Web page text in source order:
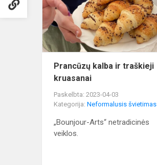
Prancūzų kalba ir traškieji
kruasanai
Paskelbta: 2023-04-03
Kategorija: Neformalusis švietimas
„Bounjour-Arts“ netradicinės
veiklos.